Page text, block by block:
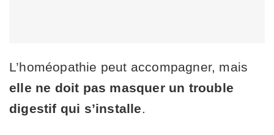
L’homéopathie peut accompagner, mais
elle ne doit pas masquer un trouble
digestif qui s’installe.